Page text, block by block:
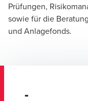
Prüfungen,
sowie für die
und Anlagefonds.
-